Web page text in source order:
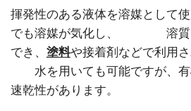
揮発性のある液体を溶媒として
でも溶媒が気化し、 溶質を
でき、 塗料や接着剤などで利
水を用いても可能ですが、有
速乾性があります。